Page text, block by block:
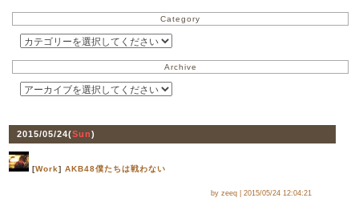
Category
Archive
2015/05/24(Sun)
[Work]AKB48僕たちは戦わない
by zeeq |2015/05/24 12:04:21